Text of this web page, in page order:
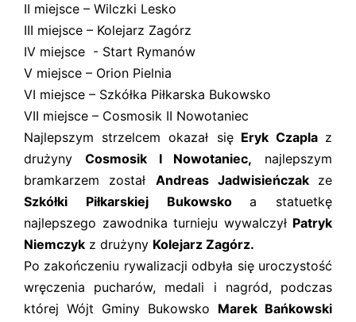
II miejsce – Wilczki Lesko
III miejsce – Kolejarz Zagórz
IV miejsce - Start Rymanów
V miejsce – Orion Pielnia
VI miejsce – Szkółka Piłkarska Bukowsko
VII miejsce – Cosmosik II Nowotaniec
Najlepszym strzelcem okazał sięEryk Czapla z
drużyny Cosmosik I Nowotaniec, najlepszym
bramkarzem został Andreas Jadwisieńczak ze
Szkółki Piłkarskiej Bukowskoa statuetkę
najlepszego zawodnika turnieju wywalczył Patryk
Niemczyk z drużyny Kolejarz Zagórz.
Po zakończeniu rywalizacji odbyła się uroczystość
wręczenia pucharów, medali i nagród, podczas
której Wójt Gminy Bukowsko Marek Bańkowski